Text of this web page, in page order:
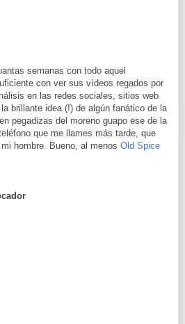
semanas con todo aquel
con ver sus vídeos regados por
en las redes sociales, sitios web
brillante idea (!) de algún fanático de la
pegadizas del moreno guapo ese de la
que me llames más tarde, que
hombre. Bueno, al menos Old Spice